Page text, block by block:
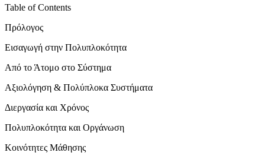
Table of Contents
Πρόλογος
Εισαγωγή στην Πολυπλοκότητα
Από το Άτομο στο Σύστημα
Αξιολόγηση & Πολύπλοκα Συστήματα
Διεργασία και Χρόνος
Πολυπλοκότητα και Οργάνωση
Κοινότητες Μάθησης